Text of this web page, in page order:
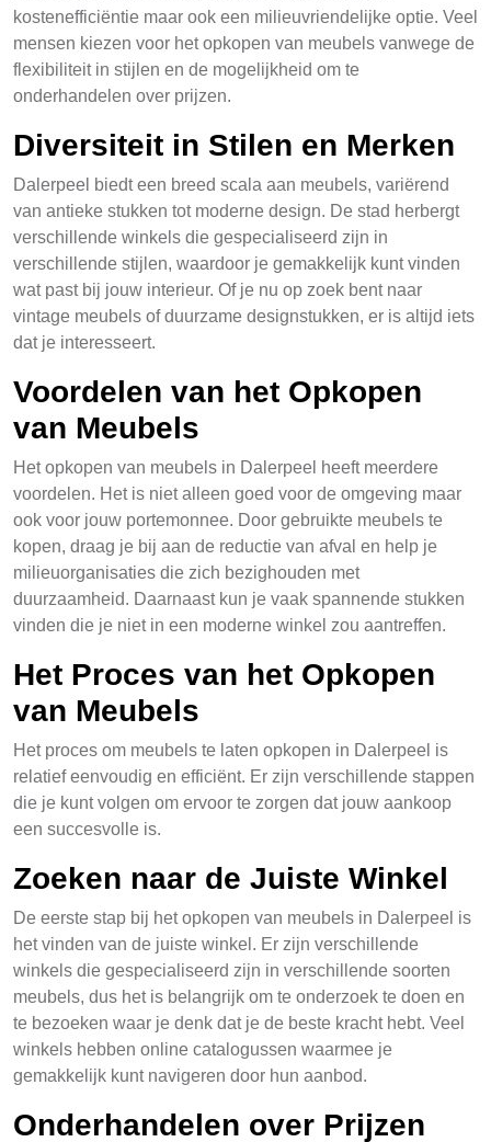
kostenefficiëntie maar ook een milieuvriendelijke optie. Veel
mensen kiezen voor het opkopen van meubels vanwege de
flexibiliteit in stijlen en de mogelijkheid om te
onderhandelen over prijzen.
Diversiteit in Stilen en Merken
Dalerpeel biedt een breed scala aan meubels, variërend
van antieke stukken tot moderne design. De stad herbergt
verschillende winkels die gespecialiseerd zijn in
verschillende stijlen, waardoor je gemakkelijk kunt vinden
wat past bij jouw interieur. Of je nu op zoek bent naar
vintage meubels of duurzame designstukken, er is altijd iets
dat je interesseert.
Voordelen van het Opkopen
van Meubels
Het opkopen van meubels in Dalerpeel heeft meerdere
voordelen. Het is niet alleen goed voor de omgeving maar
ook voor jouw portemonnee. Door gebruikte meubels te
kopen, draag je bij aan de reductie van afval en help je
milieuorganisaties die zich bezighouden met
duurzaamheid. Daarnaast kun je vaak spannende stukken
vinden die je niet in een moderne winkel zou aantreffen.
Het Proces van het Opkopen
van Meubels
Het proces om meubels te laten opkopen in Dalerpeel is
relatief eenvoudig en efficiënt. Er zijn verschillende stappen
die je kunt volgen om ervoor te zorgen dat jouw aankoop
een succesvolle is.
Zoeken naar de Juiste Winkel
De eerste stap bij het opkopen van meubels in Dalerpeel is
het vinden van de juiste winkel. Er zijn verschillende
winkels die gespecialiseerd zijn in verschillende soorten
meubels, dus het is belangrijk om te onderzoek te doen en
te bezoeken waar je denk dat je de beste kracht hebt. Veel
winkels hebben online catalogussen waarmee je
gemakkelijk kunt navigeren door hun aanbod.
Onderhandelen over Prijzen